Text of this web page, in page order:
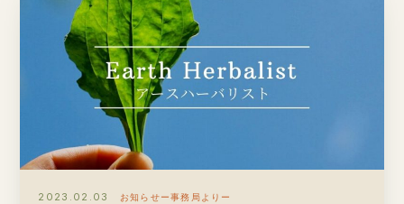
2023.02.03 お知らせー事務局よりー